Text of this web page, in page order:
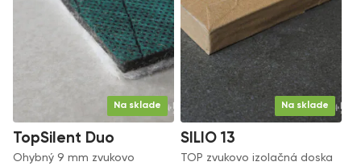
Na sklade
TopSilent Duo
Ohybný 9 mm zvukovo
Na sklade
SILIO 13
TOP zvukovo izolačná doska